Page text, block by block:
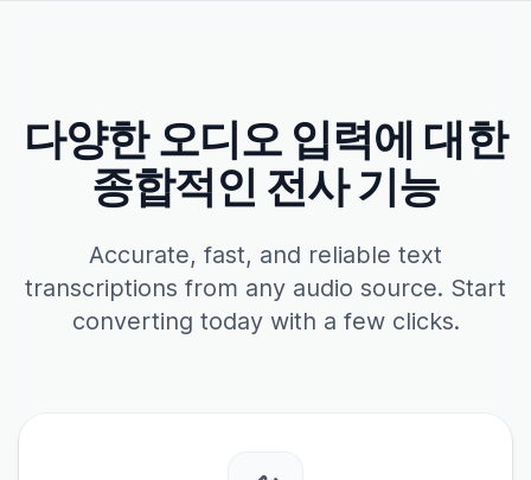
다양한 오디오 입력에 대한
종합적인 전사 기능
Accurate, fast, and reliable text
transcriptions from any audio source. Start
converting today with a few clicks.